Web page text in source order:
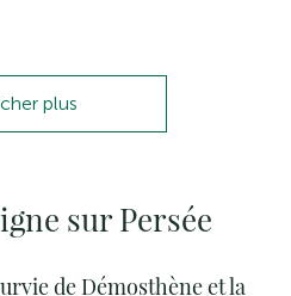
plus
sur Persée
de Démosthène et la